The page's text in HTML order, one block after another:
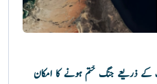
کے ذریعے جنگ ختم ہونے کا امکان